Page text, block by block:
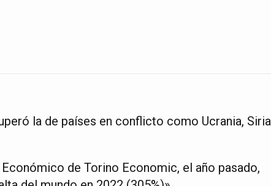
la de países en conflicto como Ucrania,
de Torino Economic, el año pasado,